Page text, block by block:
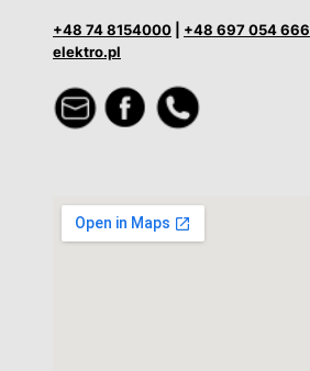
+48 74 8154000 +48 697 054 666
elektro.pl